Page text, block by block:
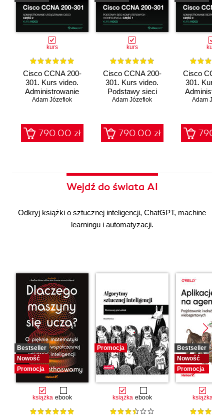
kurs
Cisco CCNA 200-
301. Kurs video.
Administrowanie
urządzeniami Cisco
Adam Józefiok
790.00 zł
kurs
Cisco CCNA 200-
301. Kurs video.
Podstawy sieci
komputerowych i
Adam Józefiok
790.00 zł
kurs
Cisco
301. Kurs
Adam
Wejdź do świata AI
Odkryj książki o sztucznej inteligencji, ChatGPT, machine
learningu i automatyzacji.
Bestseller
Nowość
Promocja
książka ebook
Promocja
książka ebook
Bestseller
Nowość
Promocja
książka